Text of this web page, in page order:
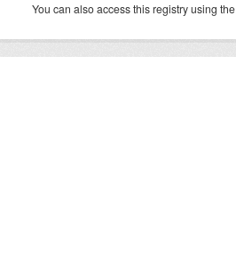
You can also access this registry using the